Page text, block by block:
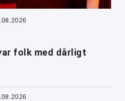
folk med dårligt